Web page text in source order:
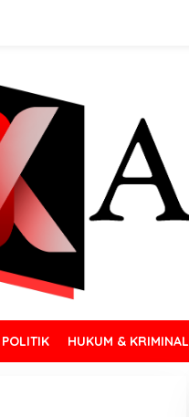
POLITIK HUKUM & KRIMINAL